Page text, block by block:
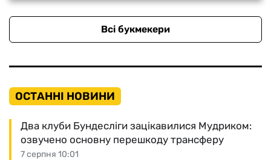
Всі букмекери
ОСТАННІ НОВИНИ
7 серпня 10:01
Два клуби Бундесліги зацікавилися Мудриком:
озвучено основну перешкоду трансферу